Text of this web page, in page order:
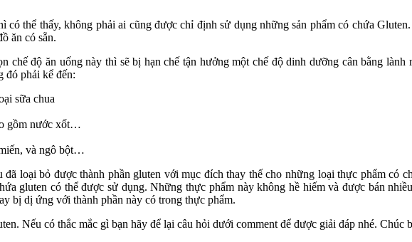
có thể thấy, không phải ai cũng được chỉ định sử dụng những sản phẩm có chứa
ăn có sẵn.
chế độ ăn uống này thì sẽ bị hạn chế tận hưởng một chế độ dinh dưỡng cân bằng
đó phải kể đến:
sữa chua
gồm nước xốt…
và ngô bột…
loại bỏ được thành phần gluten với mục đích thay thế cho những loại thực phẩm có
gluten có thể được sử dụng. Những thực phẩm này không hề hiếm và được bán
bị dị ứng với thành phần này có trong thực phẩm.
Nếu có thắc mắc gì bạn hãy để lại câu hỏi dưới comment để được giải đáp nhé. Chúc